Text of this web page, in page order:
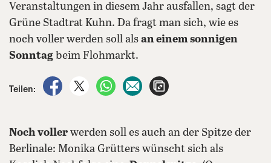
Veranstaltungen in diesem Jahr ausfallen, sagt der
Grüne Stadtrat Kuhn. Da fragt man sich, wie es
noch voller werden soll als an einem sonnigen
Sonntag beim Flohmarkt.
Teilen:
auf Facebook teilen
auf X teilenper WhatsApp teilen
per E-Mail teilen
Noch voller werden soll es auch an der Spitze der
Berlinale: Monika Grütters wünscht sich als